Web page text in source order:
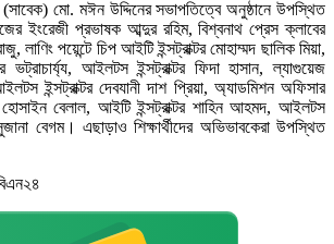
মো. মঈন উদ্দিনের সভাপতিত্বে অনুষ্ঠানে উপস্থিত
ইংরেজী প্রভাষক আব্দুর রহিম, বিশ্বনাথ প্রেস ক্লাবের
পয়েন্টে চিপ আইটি ইন্সট্রাক্টর মোহাম্মদ ছালিক মিয়া,
ভট্রাচার্য্য, আইলটস ইন্সট্রাক্টর ফিদা হাসান, ল্যাগুয়েজ
ইন্সট্রাক্টর দেবযানী দাশ প্রিয়া, অ্যাডমিশন অফিসার
হোসাইন বেলাল, আইটি ইন্সট্রাক্টর শাহিন আহমদ, আইলটস
বেগম। এছাড়াও শিক্ষার্থীদের অভিভাবকেরা উপস্থিত